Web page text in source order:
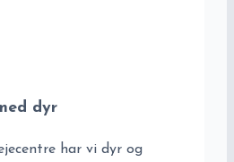
dyr
har vi dyr og